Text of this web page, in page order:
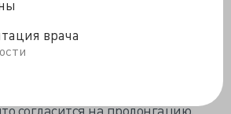
врача
11.5%. Но уже прошлым июнем
ФФОМС о необходимости
по «майскому» повышению
знакомится правительство,
согласится на пролонгацию,